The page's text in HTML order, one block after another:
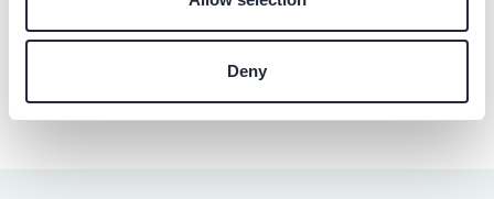
Deny
väder. Ses i trädgården för en fika!
1 2 8
4